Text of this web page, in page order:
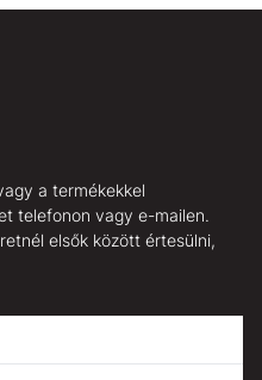
a termékekkel
telefonon vagy e-mailen.
elsők között értesülni,